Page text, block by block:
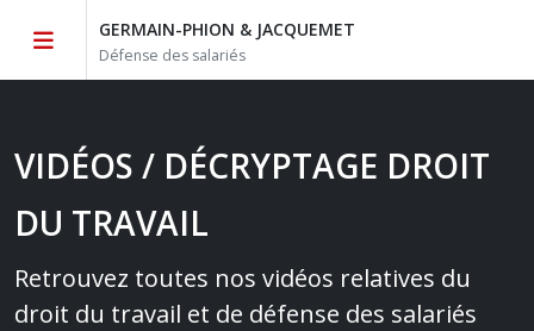
GERMAIN-PHION & JACQUEMET
Défense des salariés
VIDÉOS / DÉCRYPTAGE DROIT
DU TRAVAIL
Retrouvez toutes nos vidéos relatives du
droit du travail et de défense des salariés